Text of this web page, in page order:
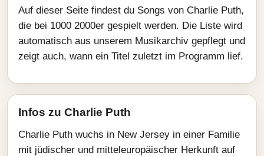
Auf dieser Seite findest du Songs von Charlie Puth,
die bei 1000 2000er gespielt werden. Die Liste wird
automatisch aus unserem Musikarchiv gepflegt und
zeigt auch, wann ein Titel zuletzt im Programm lief.
Infos zu Charlie Puth
Charlie Puth wuchs in New Jersey in einer Familie
mit jüdischer und mitteleuropäischer Herkunft auf